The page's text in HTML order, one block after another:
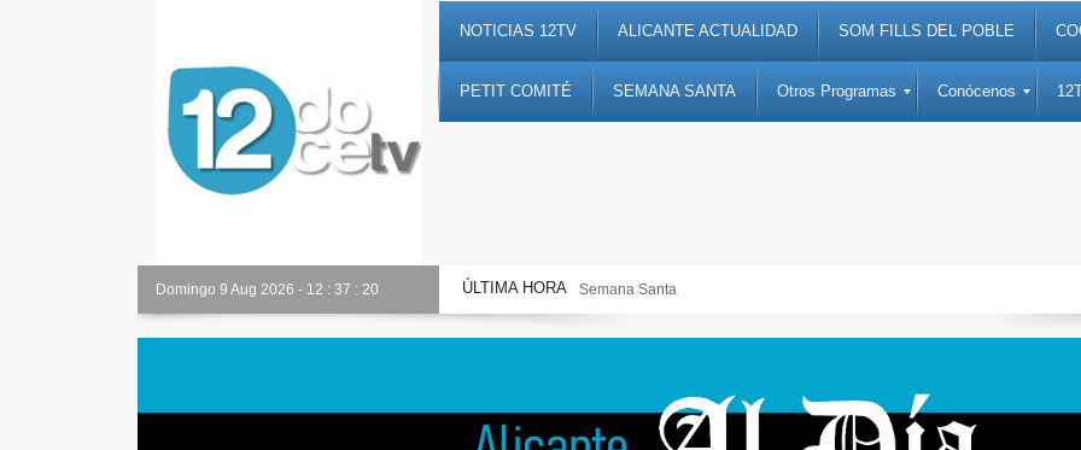
NOTICIAS 12TV ALICANTE ACTUALIDAD SOM FILLS DEL POBLE
PETIT COMITÉ SEMANA SANTA Otros Programas Conócenos
Domingo 9 Aug 2026 - 12 : 37 : 21 ÚLTIMA HORA Semana Santa